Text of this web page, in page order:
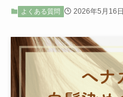
よくある質問 2026年5月16日